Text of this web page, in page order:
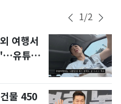
1/2
여행서
유튜브
물 450